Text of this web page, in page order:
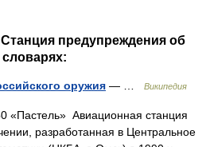
предупреждения об
оружия — … Википедия
Авиационная станция
разработанная в Центральное